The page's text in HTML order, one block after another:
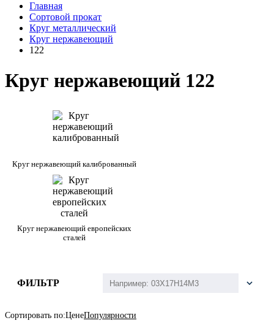
Главная
Сортовой прокат
Круг металлический
Круг нержавеющий
122
Круг нержавеющий 122
Круг нержавеющий калиброванный
Круг нержавеющий европейских
сталей
ФИЛЬТР
Сортировать по:ЦенеПопулярности